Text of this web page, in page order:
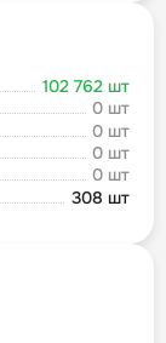
102 762 шт
0 шт
0 шт
0 шт
0 шт
308 шт